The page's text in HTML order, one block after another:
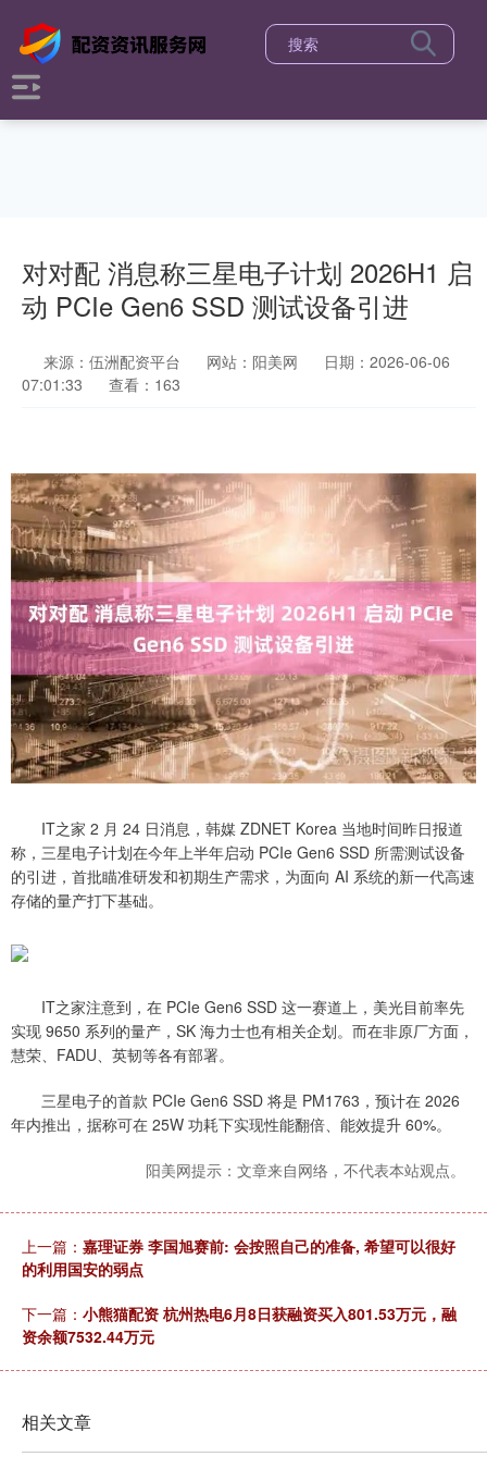
对对配 消息称三星电子计划 2026H1 启
动 PCIe Gen6 SSD 测试设备引进
来源：伍洲配资平台 网站：阳美网
日期：2026-06-06
07:01:33
查看：163
IT之家 2 月 24 日消息，韩媒 ZDNET Korea 当地时间昨日报道
称，三星电子计划在今年上半年启动 PCIe Gen6 SSD 所需测试设备
的引进，首批瞄准研发和初期生产需求，为面向 AI 系统的新一代高速
存储的量产打下基础。
IT之家注意到，在 PCIe Gen6 SSD 这一赛道上，美光目前率先
实现 9650 系列的量产，SK 海力士也有相关企划。而在非原厂方面，
慧荣、FADU、英韧等各有部署。
三星电子的首款 PCIe Gen6 SSD 将是 PM1763，预计在 2026
年内推出，据称可在 25W 功耗下实现性能翻倍、能效提升 60%。
阳美网提示：文章来自网络，不代表本站观点。
上一篇： 嘉理证券 李国旭赛前: 会按照自己的准备, 希望可以很好
的利用国安的弱点
下一篇： 小熊猫配资 杭州热电6月8日获融资买入801.53万元，融
资余额7532.44万元
相关文章